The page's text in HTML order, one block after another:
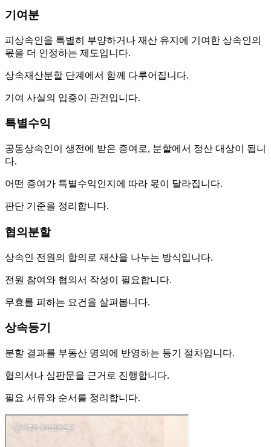
기여분
피상속인을 특별히 부양하거나 재산 유지에 기여한 상속인의
몫을 더 인정하는 제도입니다.
상속재산분할 단계에서 함께 다루어집니다.
기여 사실의 입증이 관건입니다.
특별수익
공동상속인이 생전에 받은 증여로, 분할에서 정산 대상이 됩니
다.
어떤 증여가 특별수익인지에 따라 몫이 달라집니다.
판단 기준을 정리합니다.
협의분할
상속인 전원의 합의로 재산을 나누는 방식입니다.
전원 참여와 협의서 작성이 필요합니다.
무효를 피하는 요건을 살펴봅니다.
상속등기
분할 결과를 부동산 명의에 반영하는 등기 절차입니다.
협의서나 심판문을 근거로 진행합니다.
필요 서류와 순서를 정리합니다.